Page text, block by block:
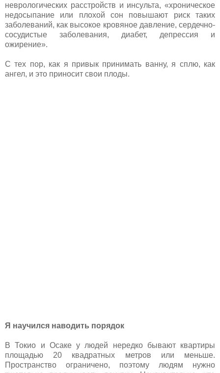
неврологических расстройств и инсульта, «хроническое
недосыпание или плохой сон повышают риск таких
заболеваний, как высокое кровяное давление, сердечно-
сосудистые заболевания, диабет, депрессия и
ожирение».
С тех пор, как я привык принимать ванну, я сплю, как
ангел, и это приносит свои плоды.
Я научился наводить порядок
В Токио и Осаке у людей нередко бывают квартиры
площадью 20 квадратных метров или меньше.
Пространство ограничено, поэтому людям нужно